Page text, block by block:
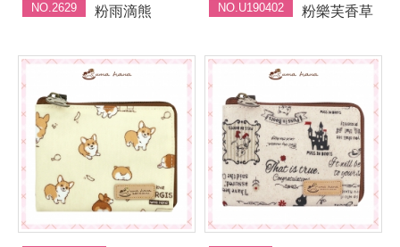
NO.2629 粉雨滴熊 NO.U190402 粉樂芙香草